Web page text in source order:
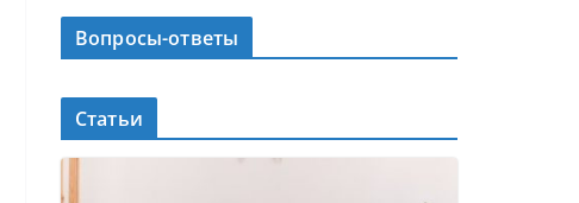
Вопросы-ответы
Статьи